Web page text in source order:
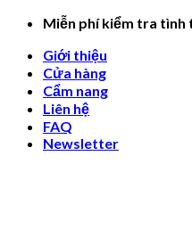
Skip
content
Miễn phí kiểm tra tình
Giới thiệu
Cửa hàng
Cẩm nang
Liên hệ
FAQ
Newsletter